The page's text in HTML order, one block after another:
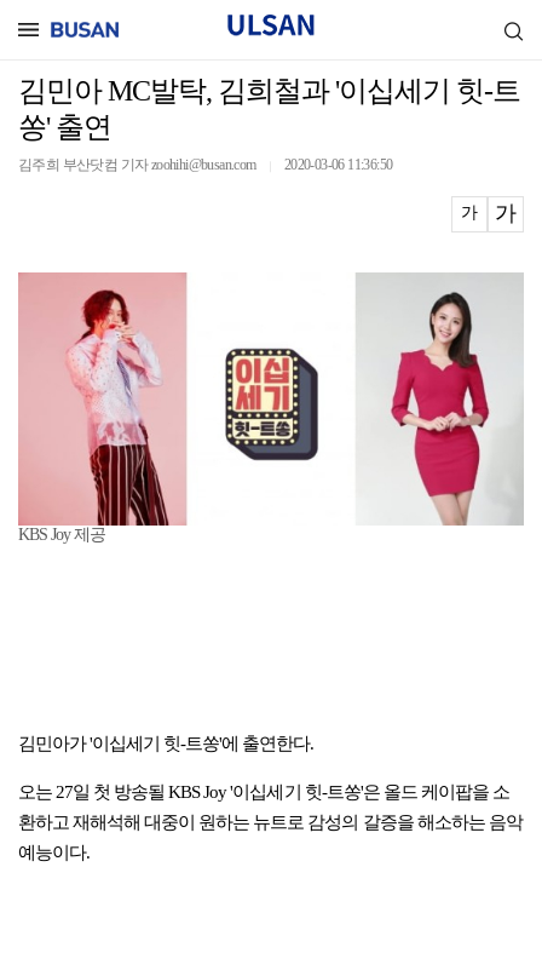
김민아 MC발탁, 김희철과 '이십세기 힛-트
쏭' 출연
김주희 부산닷컴 기자 zoohihi@busan.com 2020-03-06 11:36:50
가 가
KBS Joy 제공
김민아가 '이십세기 힛-트쏭'에 출연한다.
오는 27일 첫 방송될 KBS Joy '이십세기 힛-트쏭'은 올드 케이팝을 소
환하고 재해석해 대중이 원하는 뉴트로 감성의 갈증을 해소하는 음악
예능이다.